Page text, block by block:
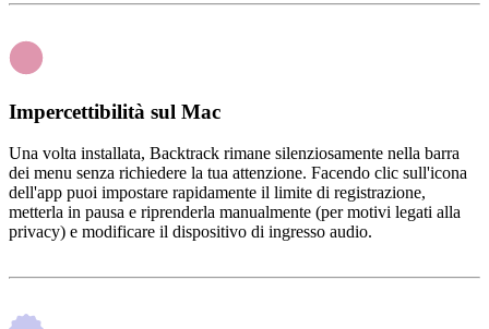
Impercettibilità sul Mac
Una volta installata, Backtrack rimane silenziosamente nella barra
dei menu senza richiedere la tua attenzione. Facendo clic sull'icona
dell'app puoi impostare rapidamente il limite di registrazione,
metterla in pausa e riprenderla manualmente (per motivi legati alla
privacy) e modificare il dispositivo di ingresso audio.